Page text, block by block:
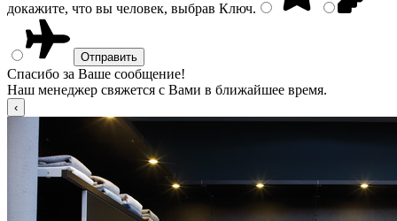
докажите, что вы человек, выбрав Ключ.
Спасибо за Ваше сообщение!
Наш менеджер свяжется с Вами в ближайшее время.